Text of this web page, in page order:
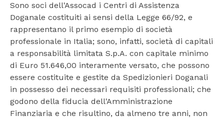
Sono soci dell'Assocad i Centri di Assistenza
Doganale costituiti ai sensi della Legge 66/92, e
rappresentano il primo esempio di società
professionale in Italia; sono, infatti, società di capitali
a responsabilità limitata S.p.A. con capitale minimo
di Euro 51.646,00 interamente versato, che possono
essere costituite e gestite da Spedizionieri Doganali
in possesso dei necessari requisiti professionali; che
godono della fiducia dell'Amministrazione
Finanziaria e che risultino, da almeno tre anni, non